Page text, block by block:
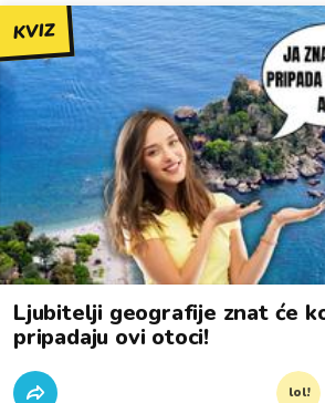
KVIZ
Ljubitelji geografije znat će
pripadaju ovi otoci!
lol!